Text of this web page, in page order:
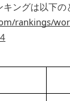
ングは以下の
rankings/